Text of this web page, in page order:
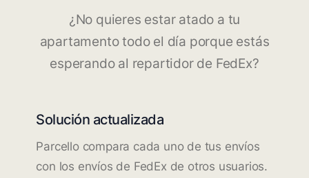
¿No quieres estar atado a tu
apartamento todo el día porque estás
esperando al repartidor de FedEx?
Solución actualizada
Parcello compara cada uno de tus envíos
con los envíos de FedEx de otros usuarios.